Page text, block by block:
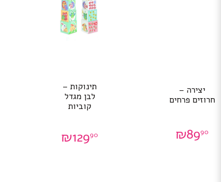
יצירה –
חרוזים פרחים
₪8990
תינוקות –
לבן מגדל
קוביות
₪12990